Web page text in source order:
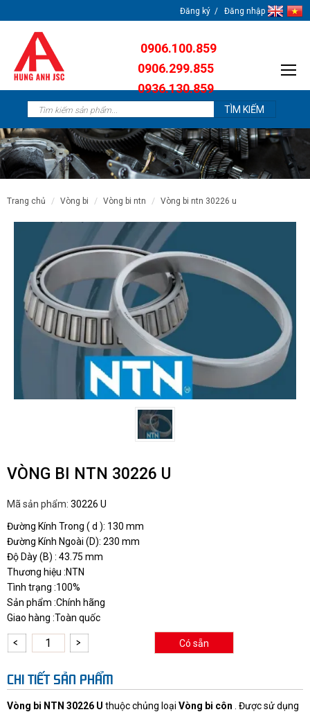
Đăng ký Đăng nhập
0906.100.859
0906.299.855
0936.130.859
trang chủ vòng bi vòng bi ntn vòng bi ntn 30226 u
VÒNG BI NTN 30226 U
Mã sản phẩm: 30226 U
Đường Kính Trong ( d ): 130 mm
Đường Kính Ngoài (D): 230 mm
Độ Dày (B) : 43.75 mm
Thương hiệu :NTN
Tình trạng :100%
Sản phẩm :Chính hãng
Giao hàng :Toàn quốc
Có sẵn
CHI TIẾT SẢN PHẨM
Vòng bi NTN 30226 U thuộc chủng loại Vòng bi côn
. Được sử dụng